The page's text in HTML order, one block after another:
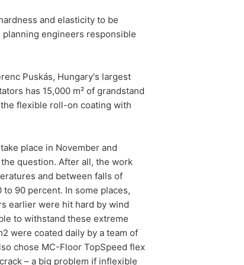
and elasticity to be
engineers responsible
Puskás, Hungary's largest
has 15,000 m² of grandstand
flexible roll-on coating with
place in November and
the question. After all, the work
and between falls of
90 percent. In some places,
earlier were hit hard by wind
to withstand these extreme
were coated daily by a team of
chose MC-Floor TopSpeed flex
– a big problem if inflexible
osobu, stane sa tak
vyžadovať opravu, vymazanie